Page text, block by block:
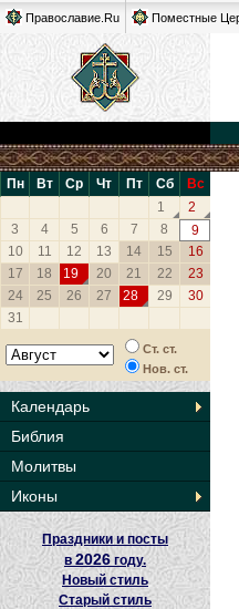
Православие.Ru Поместные
Пн Вт Ср Чт Пт Сб
Вс
1
2
3
4 5 6 7 8
9
10
11 12 13 14 15
16
17
18 19 20 21 22
23
24
25 26 27 28 29
30
31
Ст. ст.
Нов. ст.
Календарь
Библия
Молитвы
Иконы
Праздники и посты
в2026 году.
Новый стиль
Старый стиль